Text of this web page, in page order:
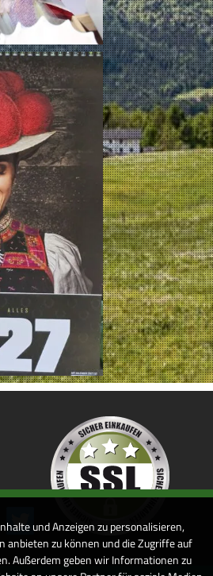
und Anzeigen zu personalisieren,
anbieten zu können und die Zugriffe auf
Außerdem geben wir Informationen zu